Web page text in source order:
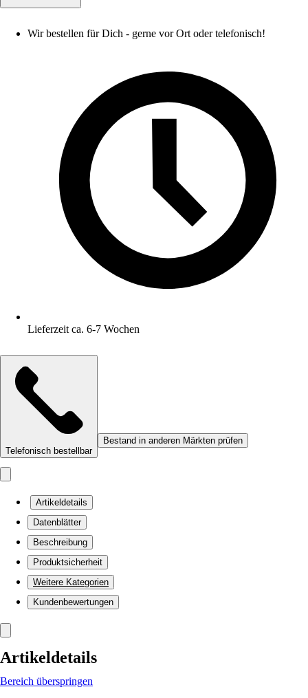
Wir bestellen für Dich - gerne vor Ort oder telefonisch!
Lieferzeit ca. 6-7 Wochen
Telefonisch bestellbar
Bestand in anderen Märkten prüfen
Artikeldetails
Datenblätter
Beschreibung
Produktsicherheit
Weitere Kategorien
Kundenbewertungen
Artikeldetails
Bereich überspringen